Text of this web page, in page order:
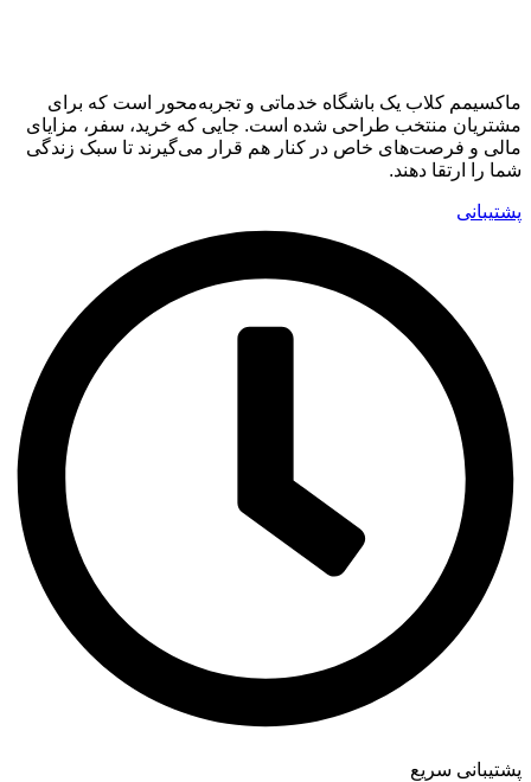
ماکسیمم کلاب یک باشگاه خدماتی و تجربه‌محور است که برای
مشتریان منتخب طراحی شده است. جایی که خرید، سفر، مزایای
مالی و فرصت‌های خاص در کنار هم قرار می‌گیرند تا سبک زندگی
شما را ارتقا دهند.
پشتیبانی
پشتیبانی سریع